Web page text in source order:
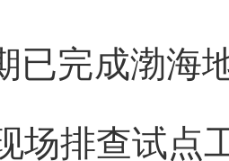
已完成渤海
场排查试点